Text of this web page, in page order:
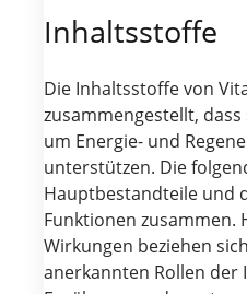
Inhaltsstoffe
Die Inhaltsstoffe von
zusammengestellt,
um Energie- und
unterstützen. Die
Hauptbestandteile und
Funktionen zusammen.
Wirkungen beziehen
anerkannten Rollen